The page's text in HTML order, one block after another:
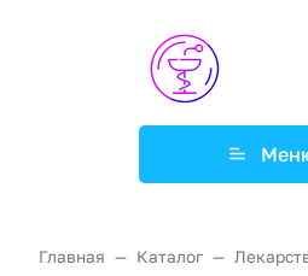
Главная Каталог